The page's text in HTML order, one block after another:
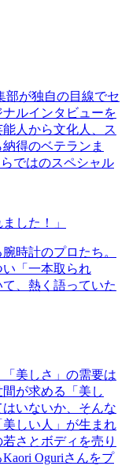
部が独自の目線でセ
ルインタビューを
人から文化人、ス
得のベテランま
ではのスペシャル
した！」
時計のプロたち。
「一本取られ
、熱く語っていた
美しさ」の需要は
が求める「美し
いないか、そんな
しい人」が生まれ
さとボディを売り
Oguriさんをプ